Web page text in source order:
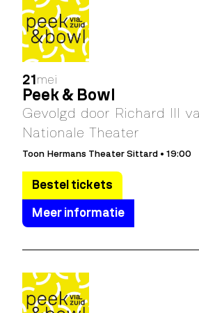
21 mei
Peek & Bowl
Gevolgd door Richard III
Nationale Theater
Toon Hermans Theater Sittard • 19:00
Bestel tickets
Meer informatie